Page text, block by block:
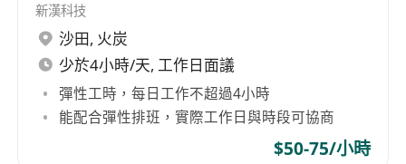
新漢科技
沙田, 火炭
少於4小時/天, 工作日面議
彈性工時，每日工作不超過4小時
能配合彈性排班，實際工作日與時段可協商
$50-75/小時